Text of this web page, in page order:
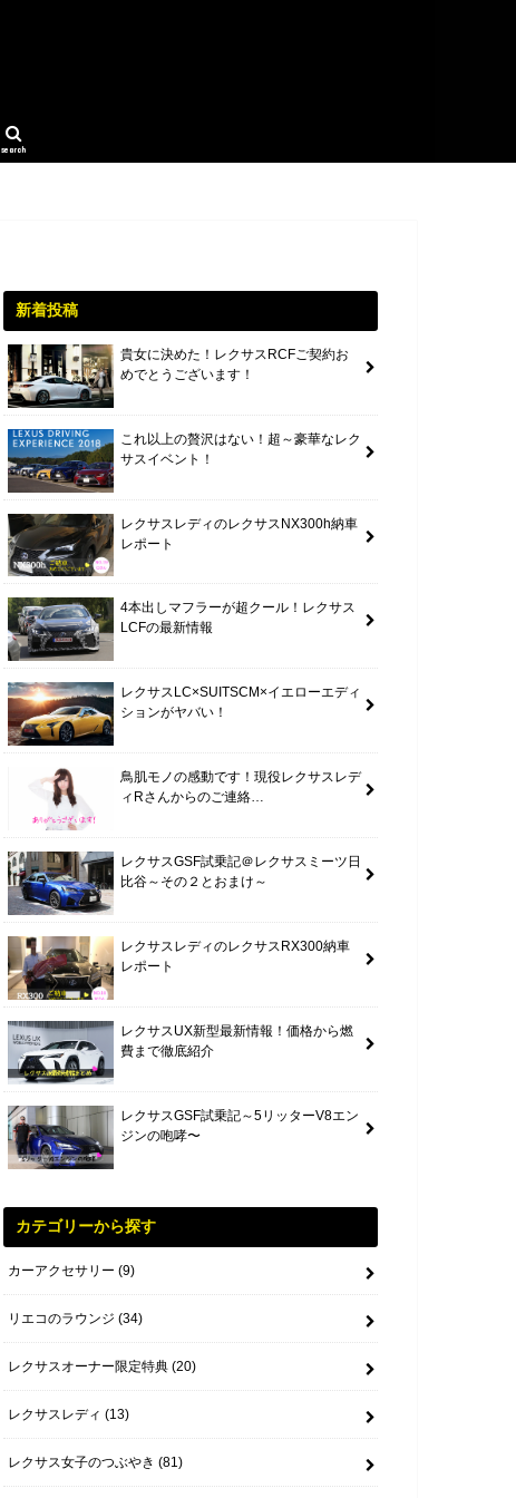
search
新着投稿
貴女に決めた！レクサスRCFご契約お
めでとうございます！
これ以上の贅沢はない！超～豪華なレク
サスイベント！
レクサスレディのレクサスNX300h納車
レポート
4本出しマフラーが超クール！レクサス
LCFの最新情報
レクサスLC×SUITSCM×イエローエディ
ションがヤバい！
鳥肌モノの感動です！現役レクサスレデ
ィRさんからのご連絡…
レクサスGSF試乗記＠レクサスミーツ日
比谷～その２とおまけ～
レクサスレディのレクサスRX300納車
レポート
レクサスUX新型最新情報！価格から燃
費まで徹底紹介
レクサスGSF試乗記～5リッターV8エン
ジンの咆哮〜
カテゴリーから探す
カーアクセサリー (9)
リエコのラウンジ (34)
レクサスオーナー限定特典 (20)
レクサスレディ (13)
レクサス女子のつぶやき (81)